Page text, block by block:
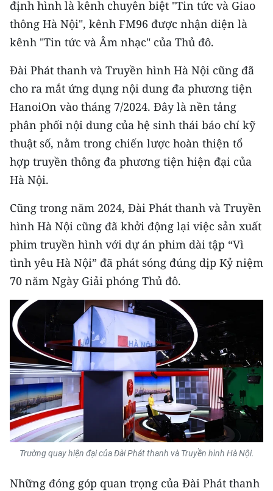
định hình là kênh chuyên biệt "Tin tức và Giao
thông Hà Nội", kênh FM96 được nhận diện là
kênh "Tin tức và Âm nhạc" của Thủ đô.
Đài Phát thanh và Truyền hình Hà Nội cũng đã
cho ra mắt ứng dụng nội dung đa phương tiện
HanoiOn vào tháng 7/2024. Đây là nền tảng
phân phối nội dung của hệ sinh thái báo chí kỹ
thuật số, nằm trong chiến lược hoàn thiện tổ
hợp truyền thông đa phương tiện hiện đại của
Hà Nội.
Cũng trong năm 2024, Đài Phát thanh và Truyền
hình Hà Nội cũng đã khởi động lại việc sản xuất
phim truyền hình với dự án phim dài tập “Vì
tình yêu Hà Nội” đã phát sóng đúng dịp Kỷ niệm
70 năm Ngày Giải phóng Thủ đô.
Trường quay hiện đại của Đài Phát thanh và Truyền hình Hà Nội.
Những đóng góp quan trọng của Đài Phát thanh